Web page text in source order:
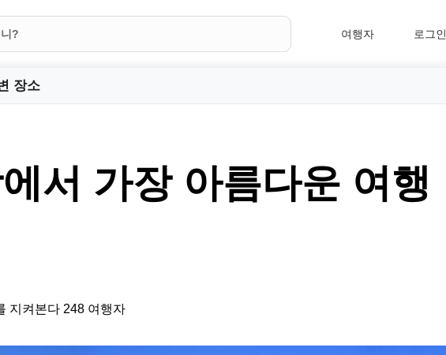
여행자 로그인
장소
서 가장 아름다운 여행
지켜본다 248 여행자